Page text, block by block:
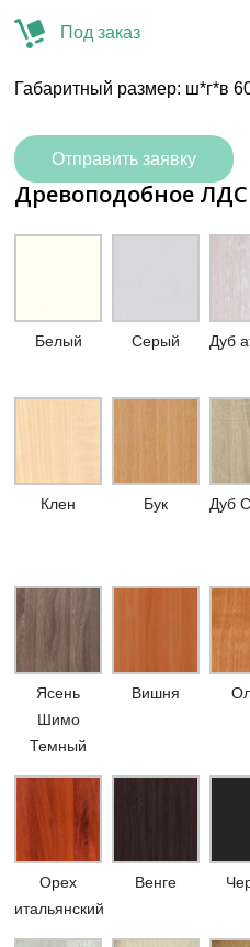
Под заказ
Габаритный размер: ш*г*в
Отправить заявку
Древоподобное
Белый Серый Дуб
Клен Бук Дуб
Ясень
Шимо
Темный
Вишня
Орех
итальянский
Венге